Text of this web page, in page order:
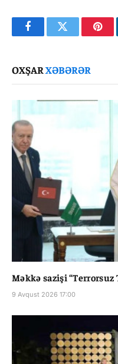
FacebookTwitter
OXŞARXƏBƏRƏR
Məkkə sazişi
9 Avqust 2026 17:00